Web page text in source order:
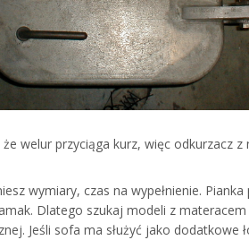
welur przyciąga kurz, więc odkurzacz
wymiary, czas na wypełnienie.
Dlatego szukaj modeli z
Jeśli sofa ma służyć jako dodatkowe